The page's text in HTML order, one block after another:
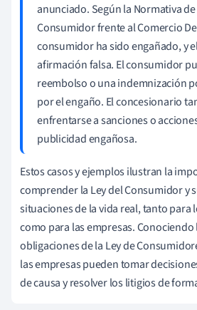
anunciado. Según la Normativa
Consumidor frente al Comercio
consumidor ha sido engañado, y
afirmación falsa. El consumidor
reembolso o una indemnización
por el engaño. El concesionario
enfrentarse a sanciones o
publicidad engañosa.
Estos casos y ejemplos ilustran la
comprender la Ley del Consumidor y
situaciones de la vida real, tanto para
como para las empresas. Conociendo
obligaciones de la Ley de
las empresas pueden tomar
de causa y resolver los litigios de